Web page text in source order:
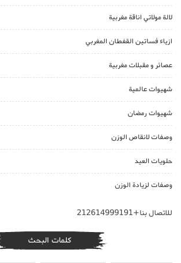
لالة مولاتي اناقة مغربية
ازياء فساتين القفطان المغربي
عصائر و مقبلات مغربية
شهيوات عالمية
شهيوات رمضان
وصفات لانقاص الوزن
حلويات العيد
وصفات لزيادة الوزن
للاتصال بنا+212614999191
كلمات البحث